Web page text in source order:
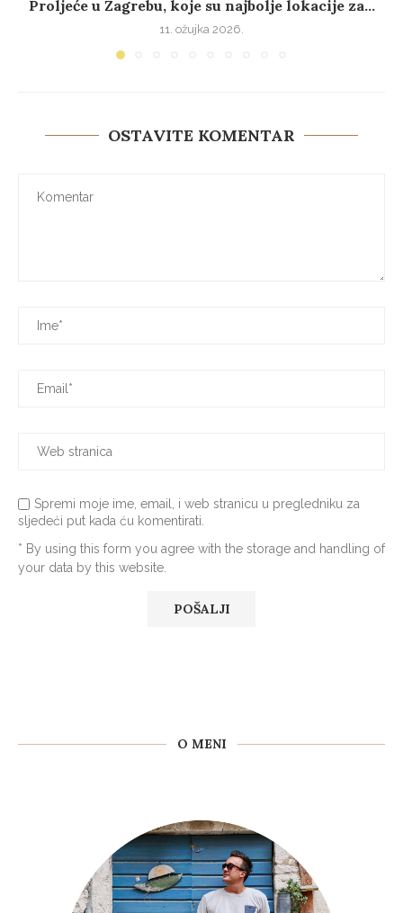
Proljeće u Zagrebu, koje su najbolje lokacije za...
11. ožujka 2026.
OSTAVITE KOMENTAR
Spremi moje ime, email, i web stranicu u pregledniku za
sljedeći put kada ću komentirati.
* By using this form you agree with the storage and handling of
your data by this website.
O MENI